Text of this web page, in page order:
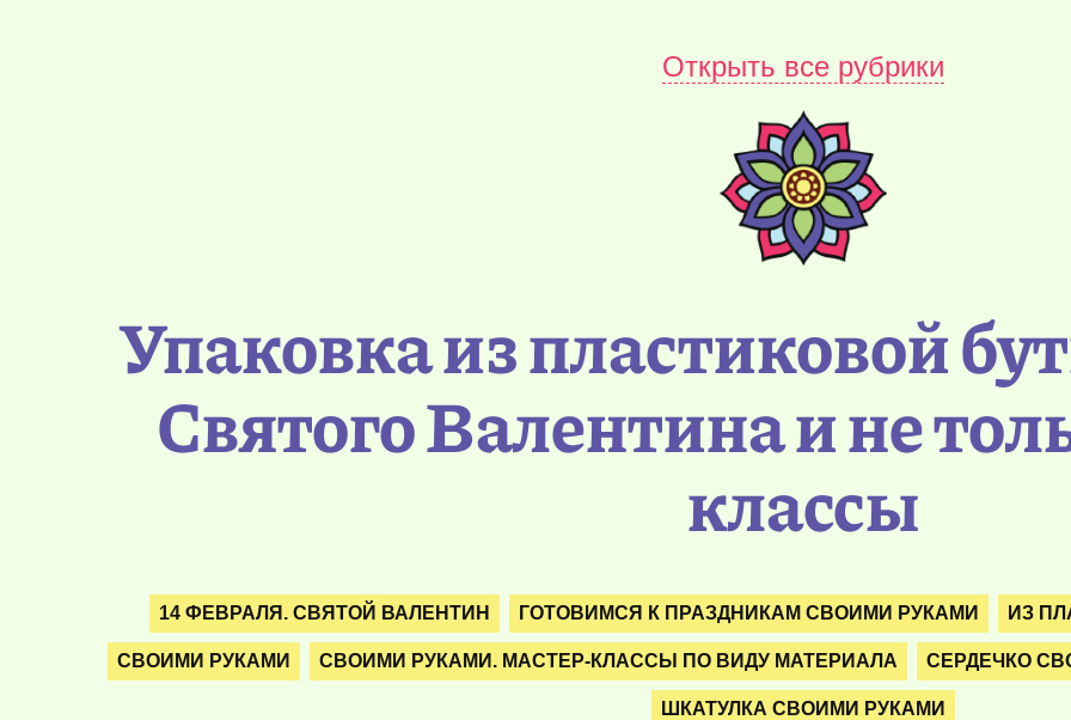
Открыть все рубрики
Упаковка из пластиковой
Святого Валентина и не
классы
14 ФЕВРАЛЯ. СВЯТОЙ ВАЛЕНТИН ГОТОВИМСЯ К ПРАЗДНИКАМ СВОИМИ РУКАМИ ИЗ
СВОИМИ РУКАМИ СВОИМИ РУКАМИ. МАСТЕР-КЛАССЫ ПО ВИДУ МАТЕРИАЛА СЕРДЕЧКО
ШКАТУЛКА СВОИМИ РУКАМИ